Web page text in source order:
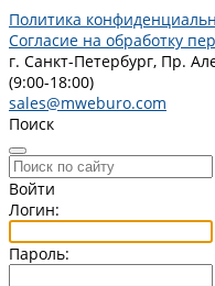
Политика
Согласие на обработку
г. Санкт-Петербург, Пр.
(9:00-18:00)
sales@mweburo.com
Поиск
Войти
Логин:
Пароль: